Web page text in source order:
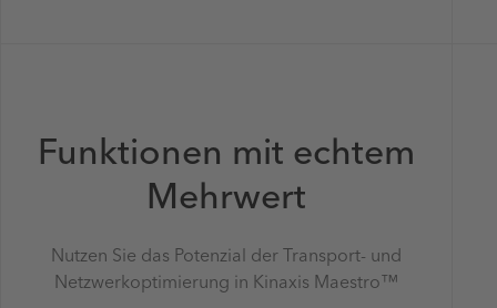
Funktionen mit echtem
Mehrwert
Nutzen Sie das Potenzial der Transport- und
Netzwerkoptimierung in Kinaxis Maestro™